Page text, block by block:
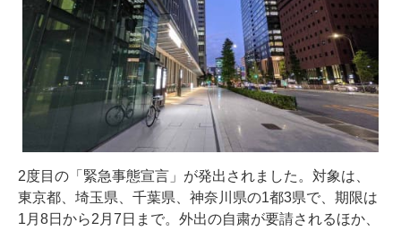
2度目の「緊急事態宣言」が発出されました。対象は、
東京都、埼玉県、千葉県、神奈川県の1都3県で、期限は
1月8日から2月7日まで。外出の自粛が要請されるほか、